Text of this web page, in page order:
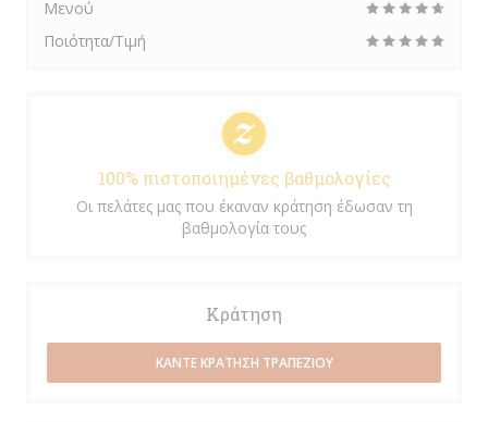
Μενού
Ποιότητα/Τιμή
100% πιστοποιημένες βαθμολογίες
Οι πελάτες μας που έκαναν κράτηση έδωσαν τη
βαθμολογία τους
Κράτηση
ΚΆΝΤΕ ΚΡΆΤΗΣΗ ΤΡΑΠΕΖΙΟΎ